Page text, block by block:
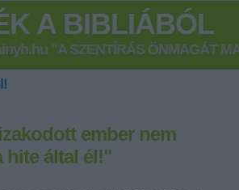
A BIBLIÁBÓL
"A SZENTÍRÁS ÖNMAGÁT
ember nem
hite által él!"